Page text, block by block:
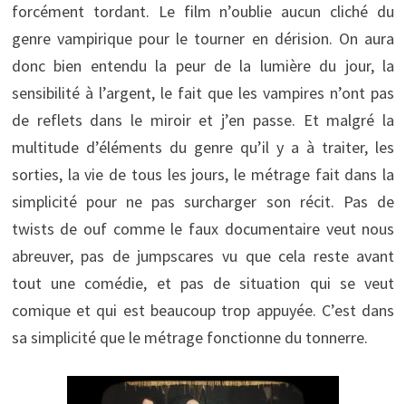
forcément tordant. Le film n’oublie aucun cliché du
genre vampirique pour le tourner en dérision. On aura
donc bien entendu la peur de la lumière du jour, la
sensibilité à l’argent, le fait que les vampires n’ont pas
de reflets dans le miroir et j’en passe. Et malgré la
multitude d’éléments du genre qu’il y a à traiter, les
sorties, la vie de tous les jours, le métrage fait dans la
simplicité pour ne pas surcharger son récit. Pas de
twists de ouf comme le faux documentaire veut nous
abreuver, pas de jumpscares vu que cela reste avant
tout une comédie, et pas de situation qui se veut
comique et qui est beaucoup trop appuyée. C’est dans
sa simplicité que le métrage fonctionne du tonnerre.